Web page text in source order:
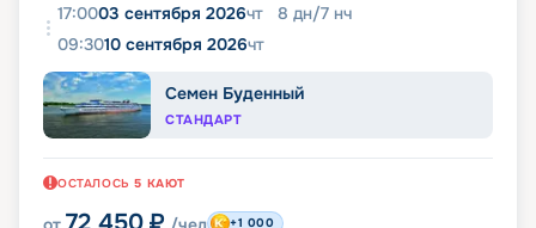
17:0003 сентября 2026чт 8 дн/7 нч
09:3010 сентября 2026чт
Семен Буденный
СТАНДАРТ
ОСТАЛОСЬ 5 КАЮТ
+1 000